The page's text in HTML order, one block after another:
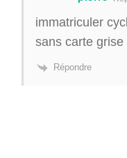
immatriculer
sans carte grise
Répondre